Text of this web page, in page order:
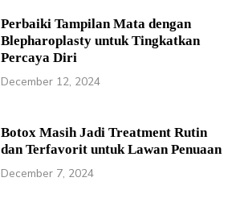
Perbaiki Tampilan Mata dengan
Blepharoplasty untuk Tingkatkan
Percaya Diri
December 12, 2024
Botox Masih Jadi Treatment Rutin
dan Terfavorit untuk Lawan Penuaan
December 7, 2024